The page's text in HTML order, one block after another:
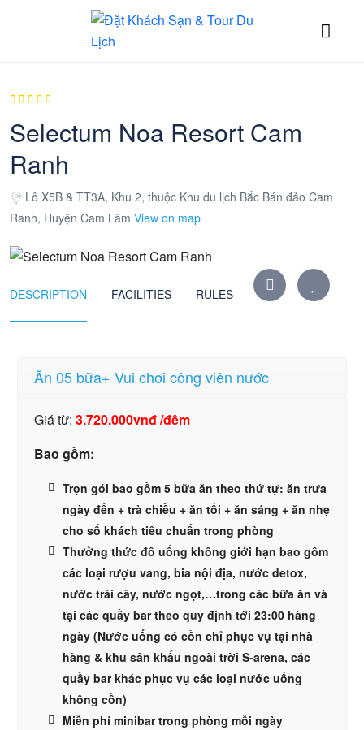
Selectum Noa Resort Cam
Ranh
Lô X5B & TT3A, Khu 2, thuộc Khu du lịch Bắc Bán đảo Cam
Ranh, Huyện Cam Lâm View on map
DESCRIPTION FACILITIES RULES
Ăn 05 bữa+ Vui chơi công viên nước
Giá từ: 3.720.000vnđ /đêm
Bao gồm:
Trọn gói bao gồm 5 bữa ăn theo thứ tự: ăn trưa
ngày đến + trà chiều + ăn tối + ăn sáng + ăn nhẹ
cho số khách tiêu chuẩn trong phòng
Thưởng thức đồ uống không giới hạn bao gồm
các loại rượu vang, bia nội địa, nước detox,
nước trái cây, nước ngọt,…trong các bữa ăn và
tại các quầy bar theo quy định tới 23:00 hàng
ngày (Nước uống có cồn chỉ phục vụ tại nhà
hàng & khu sân khấu ngoài trời S-arena, các
quầy bar khác phục vụ các loại nước uống
không cồn)
Miễn phí minibar trong phòng mỗi ngày